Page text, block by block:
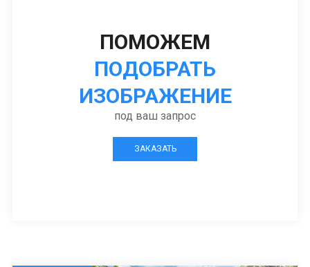
ПОМОЖЕМ
ПОДОБРАТЬ
ИЗОБРАЖЕНИЕ
под ваш запрос
ЗАКАЗАТЬ